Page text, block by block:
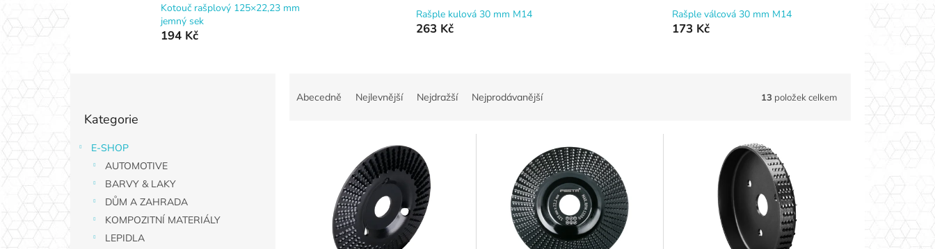
Kotouč rašplový 125×22,23 mm
jemný sek
194 Kč
Rašple kulová 30 mm M14
263 Kč
Rašple válcová 30 mm M14
173 Kč
a
n
p
a
kategorie
Kategorie
E-SHOP
AUTOMOTIVE
BARVY & LAKY
DŮM A ZAHRADA
KOMPOZITNÍ MATERIÁLY
LEPIDLA
Abecedně Nejlevnější Nejdražší Nejprodávanější 13 položek celkem